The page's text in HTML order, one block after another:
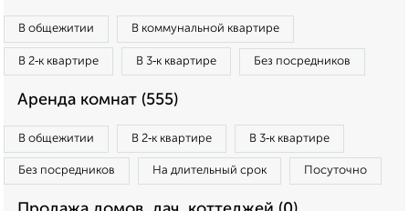
В общежитии В коммунальной квартире
В 2‑к квартире В 3‑к квартире Без посредников
Аренда комнат (555)
В общежитии В 2‑к квартире В 3‑к квартире
Без посредников На длительный срок Посуточно